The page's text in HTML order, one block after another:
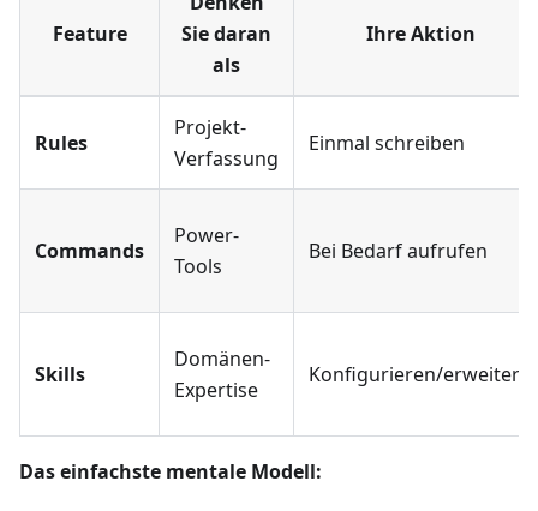
Feature
Sie daran
als
Ihre Aktion
Rules
Projekt-
Verfassung
Einmal schreiben
Commands
Power-
Tools
Bei Bedarf aufrufen
Skills
Domänen-
Expertise
Konfigurieren/erweitern
Das einfachste mentale Modell: